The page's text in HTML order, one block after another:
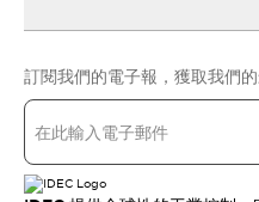
訂閱我們的電子報，獲取我們